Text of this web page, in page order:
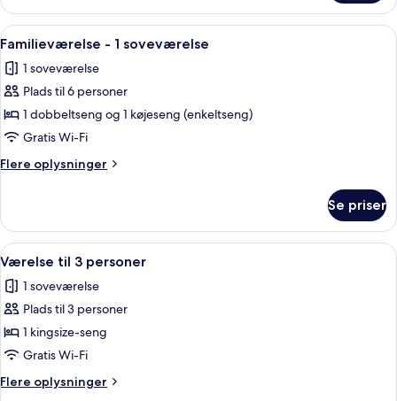
til
4
personer
Indlæs
alle
billeder
af
Familieværelse
-
1
soveværelse
2
Familieværelse - 1 soveværelse
1 soveværelse
Plads til 6 personer
1 dobbeltseng og 1 køjeseng (enkeltseng)
Gratis Wi-Fi
Flere oplysninger
Flere
-
soveværelse
Se priser
Indlæs
alle
billeder
af
Værelse
til
3
personer
Et hotelværelse med to senge, et
3
Værelse til 3 personer
1 soveværelse
Plads til 3 personer
1 kingsize-seng
Gratis Wi-Fi
Flere oplysninger
Flere